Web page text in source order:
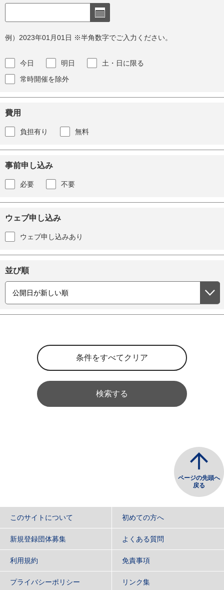
例）2023年01月01日 ※半角数字でご入力ください。
今日 明日
土・日に限る
常時開催を除外
費用
負担有り 無料
事前申し込み
必要 不要
ウェブ申し込み
ウェブ申し込みあり
並び順
検索する
ページの先頭へ
戻る
このサイトについて 初めての方へ
新規登録団体募集 よくある質問
利用規約 免責事項
プライバシーポリシー リンク集